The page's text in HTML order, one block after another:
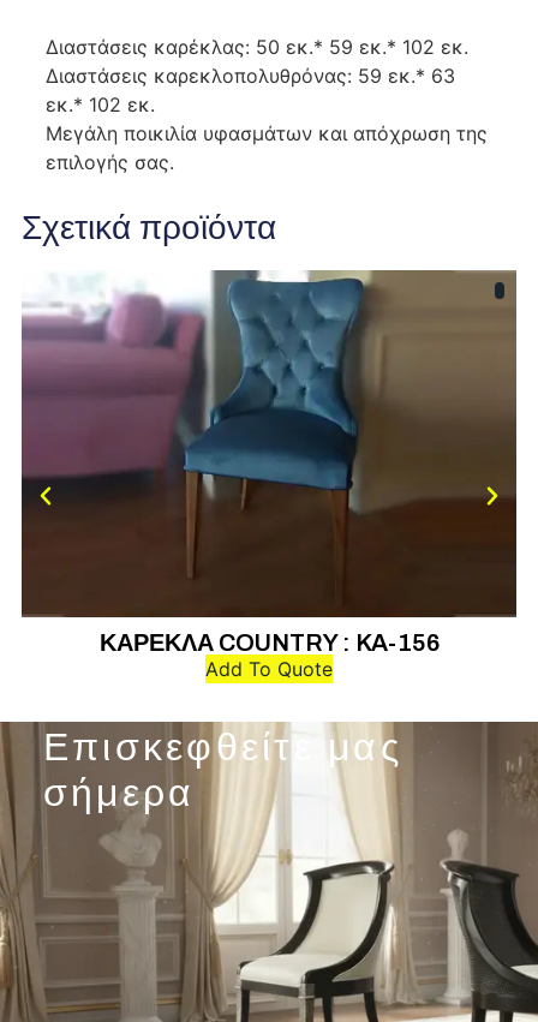
Διαστάσεις καρέκλας: 50 εκ.* 59 εκ.* 102 εκ.
Διαστάσεις καρεκλοπολυθρόνας: 59 εκ.* 63
εκ.* 102 εκ.
Μεγάλη ποικιλία υφασμάτων και απόχρωση της
επιλογής σας.
Σχετικά προϊόντα
ΚΑΡΕΚΛΑ COUNTRY : KA-156
Add To Quote
Επισκεφθείτε μας
σήμερα